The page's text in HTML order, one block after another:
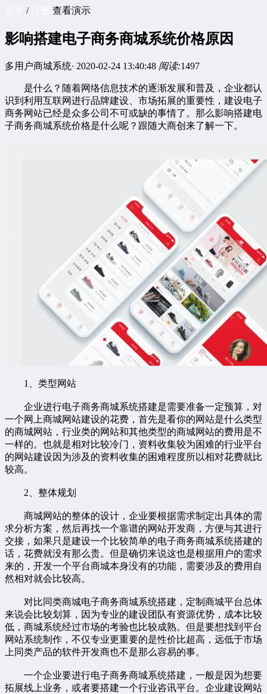
/注册 查看演示
影响搭建电子商务商城系统价格原因
多用户商城系统· 2020-02-24 13:40:48 阅读:1497
是什么？随着网络信息技术的逐渐发展和普及，企业都认
识到利用互联网进行品牌建设、市场拓展的重要性，建设电子
商务网站已经是众多公司不可或缺的事情了。那么影响搭建电
子商务商城系统价格是什么呢？跟随大商创来了解一下。
1、类型网站
企业进行电子商务商城系统搭建是需要准备一定预算，对
一个网上商城网站建设的花费，首先是看你的网站是什么类型
的商城网站，行业类的网站和其他类型的商城网站的费用是不
一样的。也就是相对比较冷门，资料收集较为困难的行业平台
的网站建设因为涉及的资料收集的困难程度所以相对花费就比
较高。
2、整体规划
商城网站的整体的设计，企业要根据需求制定出具体的需
求分析方案，然后再找一个靠谱的网站开发商，方便与其进行
交接，如果只是建设一个比较简单的电子商务商城系统搭建的
话，花费就没有那么贵。但是确切来说这也是根据用户的需求
来的，开发一个平台商城本身没有的功能，需要涉及的费用自
然相对就会比较高。
对比同类商城电子商务商城系统搭建，定制商城平台总体
来说会比较划算，因为专业的建设团队有资源优势，成本比较
低，商城系统经过市场的考验也比较成熟。但是要想找到平台
网站系统制作，不仅专业更重要的是性价比超高，远低于市场
上同类产品的软件开发商也不是那么容易的事。
一个企业要进行电子商务商城系统搭建，一般是因为想要
拓展线上业务，或者要搭建一个行业咨讯平台。企业建设网站